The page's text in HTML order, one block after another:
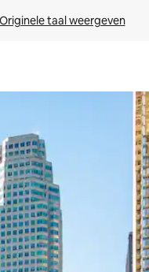
Originele taal weergeven